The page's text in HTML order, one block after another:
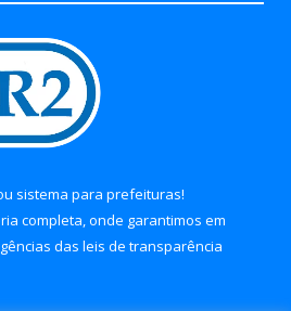
sistema para prefeituras!
completa, onde garantimos em
das leis de transparência